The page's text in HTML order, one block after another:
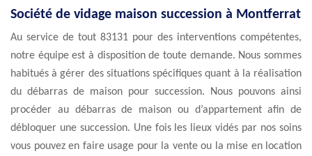
Société de vidage maison succession à Montferrat
Au service de tout 83131 pour des interventions compétentes,
notre équipe est à disposition de toute demande. Nous sommes
habitués à gérer des situations spécifiques quant à la réalisation
du débarras de maison pour succession. Nous pouvons ainsi
procéder au débarras de maison ou d’appartement afin de
débloquer une succession. Une fois les lieux vidés par nos soins
vous pouvez en faire usage pour la vente ou la mise en location